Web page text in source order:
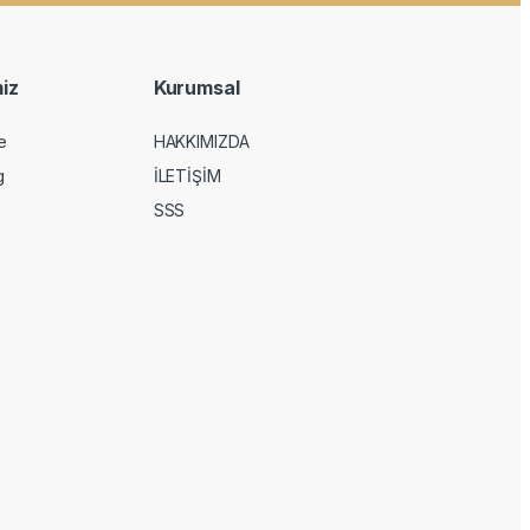
Kurumsal
HAKKIMIZDA
İLETİŞİM
SSS